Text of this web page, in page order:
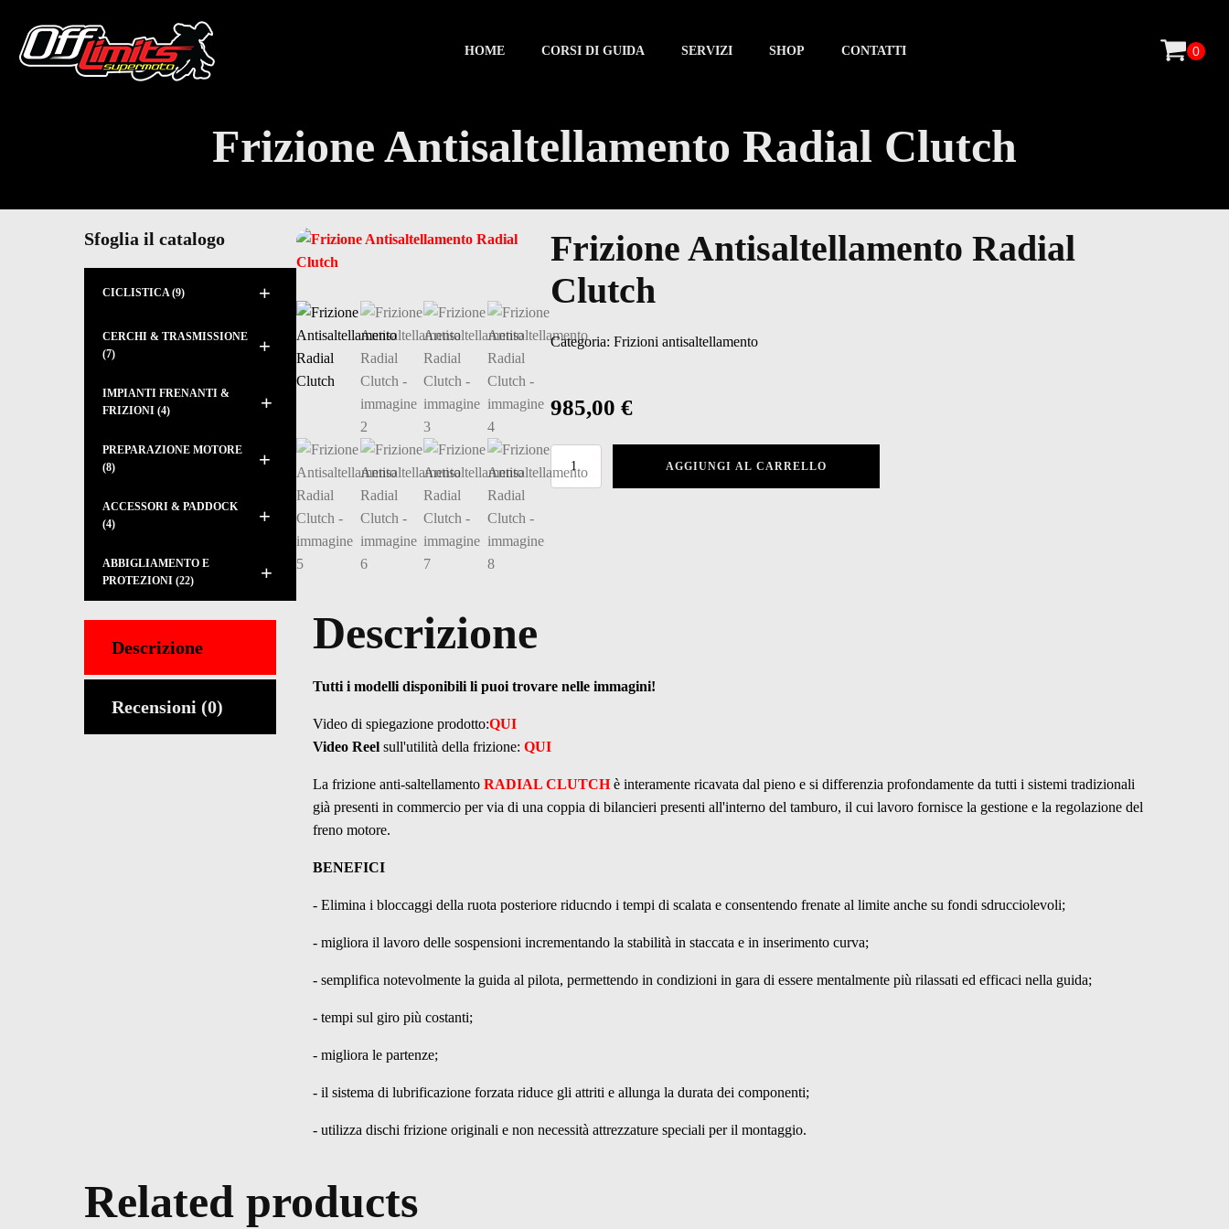
HOME CORSI DI GUIDA SERVIZI SHOP CONTATTI
Frizione Antisaltellamento Radial Clutch
Sfoglia il catalogo
CICLISTICA (9) +
CERCHI & TRASMISSIONE
(7)
+
IMPIANTI FRENANTI &
FRIZIONI (4) +
PREPARAZIONE MOTORE
(8)
+
ACCESSORI & PADDOCK
(4)
+
ABBIGLIAMENTO E
PROTEZIONI (22) +
Frizione Antisaltellamento Radial
Clutch
Categoria:Frizioni antisaltellamento
985,00€
Frizione
Antisaltellamento
AGGIUNGI AL CARRELLO
Descrizione
Recensioni (0)
Descrizione
Tutti i modelli disponibili li puoi trovare nelle immagini!
Video di spiegazione prodotto:QUI
Video Reel sull'utilità della frizione: QUI
La frizione anti-saltellamento RADIAL CLUTCHè interamente ricavata dal pieno e si differenzia profondamente da tutti i sistemi tradizionali
già presenti in commercio per via di una coppia di bilancieri presenti all'interno del tamburo, il cui lavoro fornisce la gestione e la regolazione del
freno motore.
BENEFICI
- Elimina i bloccaggi della ruota posteriore riducndo i tempi di scalata e consentendo frenate al limite anche su fondi sdrucciolevoli;
- migliora il lavoro delle sospensioni incrementando la stabilità in staccata e in inserimento curva;
- semplifica notevolmente la guida al pilota, permettendo in condizioni in gara di essere mentalmente più rilassati ed efficaci nella guida;
- tempi sul giro più costanti;
- migliora le partenze;
- il sistema di lubrificazione forzata riduce gli attriti e allunga la durata dei componenti;
- utilizza dischi frizione originali e non necessità attrezzature speciali per il montaggio.
Related products